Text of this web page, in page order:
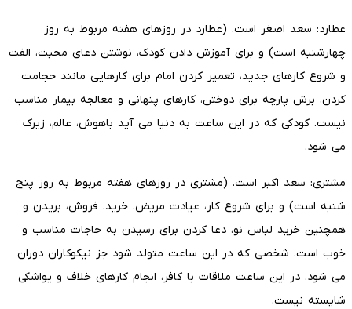
عطارد: سعد اصغر است. (عطارد در روز‌های هفته مربوط به روز
چهارشنبه است) و برای آموزش دادن کودک، نوشتن دعای محبت، الفت
و شروع کارهای جدید، تعمیر کردن امام برای کارهایی مانند حجامت
کردن، برش پارچه برای دوختن، کارهای پنهانی و معالجه بیمار مناسب
نیست. کودکی که در این ساعت به دنیا می آید باهوش، عالم، زیرک
می شود.
مشتری: سعد اکبر است. (مشتری در روز‌های هفته مربوط به روز پنج
شنبه است) و برای شروع کار، عیادت مریض، خرید، فروش، بریدن و
همچنین خرید لباس نو، دعا کردن برای رسیدن به حاجات مناسب و
خوب است. شخصی که در این ساعت متولد شود جز نیکوکاران دوران
می شود. در این ساعت ملاقات با کافر، انجام کارهای خلاف و یواشکی
شایسته نیست.